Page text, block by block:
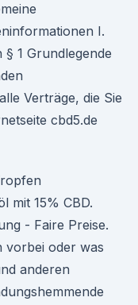
I.
§ 1 Grundlegende
Verträge, die Sie
cbd5.de
mit 15% CBD.
- Faire Preise.
vorbei oder was
anderen